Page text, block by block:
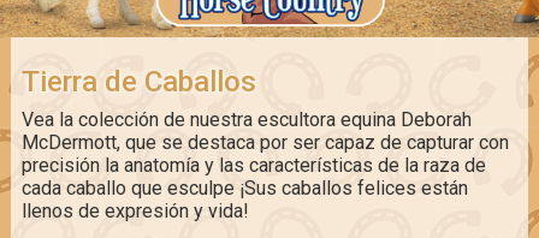
Tierra de Caballos
Vea la colección de nuestra escultora equina Deborah
McDermott, que se destaca por ser capaz de capturar con
precisión la anatomía y las características de la raza de
cada caballo que esculpe ¡Sus caballos felices están
llenos de expresión y vida!